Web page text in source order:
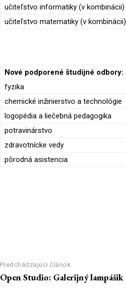
učiteľstvo informatiky (v kombinácii)
učiteľstvo matematiky (v kombinácii)
Nové podporené študijné odbory:
fyzika
chemické inžinierstvo a technológie
logopédia a liečebná pedagogika
potravinárstvo
zdravotnícke vedy
pôrodná asistencia
Predchádzajúci článok
Open Studio: Galerijný lampášik